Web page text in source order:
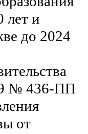
лет и
до 2024
№ 436-ПП
от